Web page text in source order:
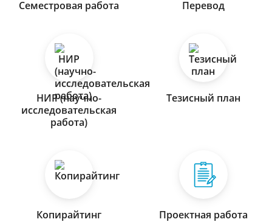
Семестровая работа Перевод
НИР (научно-
исследовательская
работа)
Тезисный план
Копирайтинг Проектная работа